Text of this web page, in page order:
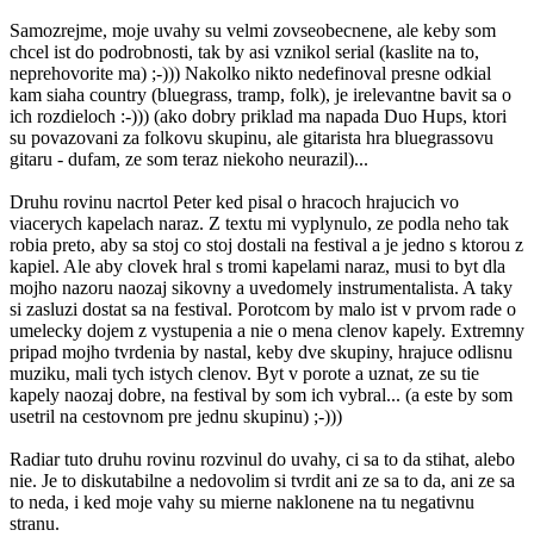
Samozrejme, moje uvahy su velmi zovseobecnene, ale keby som
chcel ist do podrobnosti, tak by asi vznikol serial (kaslite na to,
neprehovorite ma) ;-))) Nakolko nikto nedefinoval presne odkial
kam siaha country (bluegrass, tramp, folk), je irelevantne bavit sa o
ich rozdieloch :-))) (ako dobry priklad ma napada Duo Hups, ktori
su povazovani za folkovu skupinu, ale gitarista hra bluegrassovu
gitaru - dufam, ze som teraz niekoho neurazil)...
Druhu rovinu nacrtol Peter ked pisal o hracoch hrajucich vo
viacerych kapelach naraz. Z textu mi vyplynulo, ze podla neho tak
robia preto, aby sa stoj co stoj dostali na festival a je jedno s ktorou z
kapiel. Ale aby clovek hral s tromi kapelami naraz, musi to byt dla
mojho nazoru naozaj sikovny a uvedomely instrumentalista. A taky
si zasluzi dostat sa na festival. Porotcom by malo ist v prvom rade o
umelecky dojem z vystupenia a nie o mena clenov kapely. Extremny
pripad mojho tvrdenia by nastal, keby dve skupiny, hrajuce odlisnu
muziku, mali tych istych clenov. Byt v porote a uznat, ze su tie
kapely naozaj dobre, na festival by som ich vybral... (a este by som
usetril na cestovnom pre jednu skupinu) ;-)))
Radiar tuto druhu rovinu rozvinul do uvahy, ci sa to da stihat, alebo
nie. Je to diskutabilne a nedovolim si tvrdit ani ze sa to da, ani ze sa
to neda, i ked moje vahy su mierne naklonene na tu negativnu
stranu.